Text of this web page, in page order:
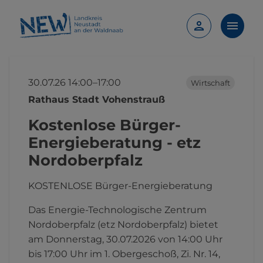
30.07.26 14:00–17:00 Wirtschaft
Rathaus Stadt Vohenstrauß
Kostenlose Bürger-
Energieberatung - etz
Nordoberpfalz
KOSTENLOSE Bürger-Energieberatung
Das Energie-Technologische Zentrum
Nordoberpfalz (etz Nordoberpfalz) bietet
am Donnerstag, 30.07.2026 von 14:00 Uhr
bis 17:00 Uhr im 1. Obergeschoß, Zi. Nr. 14,